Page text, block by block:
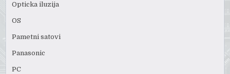
Opticka iluzija
OS
Pametni satovi
Panasonic
PC